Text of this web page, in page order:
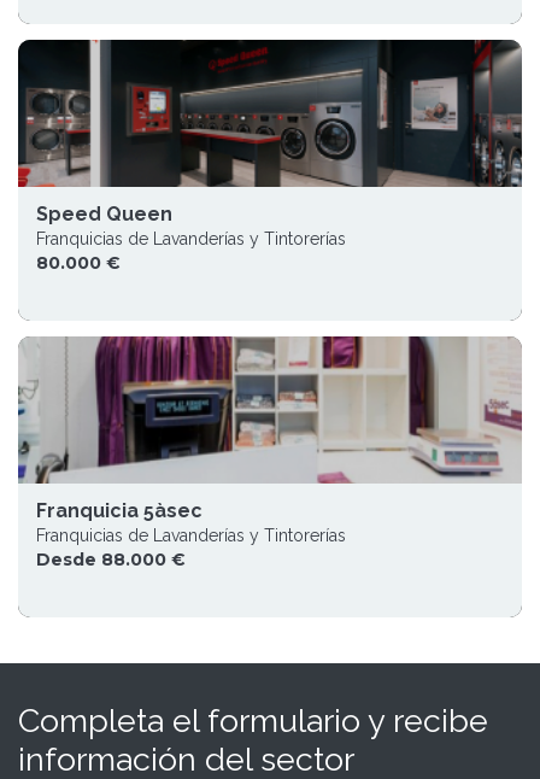
Speed Queen
Franquicias de Lavanderías y Tintorerías
80.000 €
Franquicia 5àsec
Franquicias de Lavanderías y Tintorerías
Desde 88.000 €
Completa el formulario y recibe
información del sector